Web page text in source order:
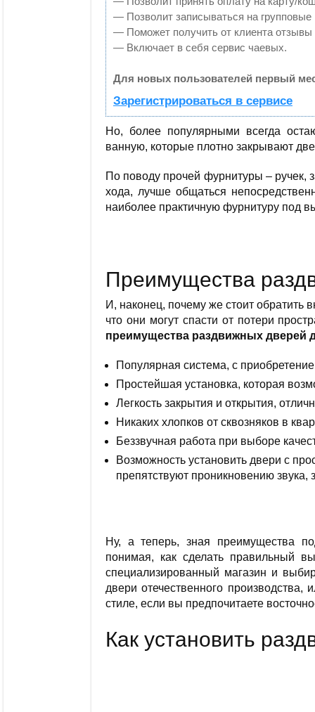
— Позволит записываться на
— Поможет получить от клиента отзывы
— Включает в себя сервис чаевых.
Для новых пользователей первый
Зарегистрироваться в сервисе
Но, более популярными всегда
ванную, которые плотно закрывают
По поводу прочей фурнитуры – ручек,
хода, лучше общаться
наиболее практичную фурнитуру под
Преимущества
И, наконец, почему же стоит обратить
что они могут спасти от потери
преимущества раздвижных дверей
Популярная система, с
Простейшая установка, которая
Легкость закрытия и открытия,
Никаких хлопков от сквозняков в
Беззвучная работа при выборе
Возможность установить двери с
препятствуют проникновению звука,
Ну, а теперь, зная преимущества
понимая, как сделать правильный
специализированный магазин и
двери отечественного
стиле, если вы предпочитаете
Как установить